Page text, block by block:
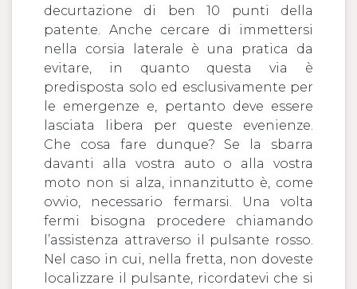
decurtazione di ben 10 punti della
patente. Anche cercare di immettersi
nella corsia laterale è una pratica da
evitare, in quanto questa via è
predisposta solo ed esclusivamente per
le emergenze e, pertanto deve essere
lasciata libera per queste evenienze.
Che cosa fare dunque? Se la sbarra
davanti alla vostra auto o alla vostra
moto non si alza, innanzitutto è, come
ovvio, necessario fermarsi. Una volta
fermi bisogna procedere chiamando
l’assistenza attraverso il pulsante rosso.
Nel caso in cui, nella fretta, non doveste
localizzare il pulsante, ricordatevi che si